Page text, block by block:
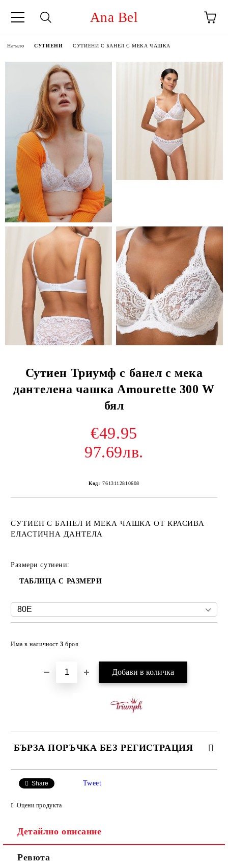
Ana Bel
Начало СУТИЕНИ СУТИЕНИ С БАНЕЛ С МЕКА ЧАШКА
Сутиен Триумф с банел с мека
дантелена чашка Amourette 300 W
бял
€49.95
97.69лв.
Код: 7613112810608
СУТИЕН С БАНЕЛ И МЕКА ЧАШКА ОТ КРАСИВА
ЕЛАСТИЧНА ДАНТЕЛА
Размери сутиени:
ТАБЛИЦА С РАЗМЕРИ
Има в наличност 3 броя
БЪРЗА ПОРЪЧКА БЕЗ РЕГИСТРАЦИЯ
Share Tweet
Оцени продукта
Детайлно описание
Ревюта